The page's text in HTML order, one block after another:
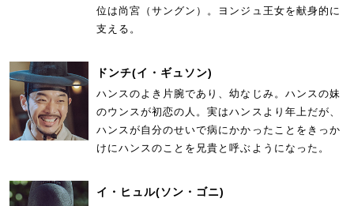
位は尚宮（サングン）。ヨンジュ王女を献身的に
支える。
ドンチ(イ・ギュソン)
ハンスのよき片腕であり、幼なじみ。ハンスの妹
のウンスが初恋の人。実はハンスより年上だが、
ハンスが自分のせいで病にかかったことをきっか
けにハンスのことを兄貴と呼ぶようになった。
イ・ヒュル(ソン・ゴニ)